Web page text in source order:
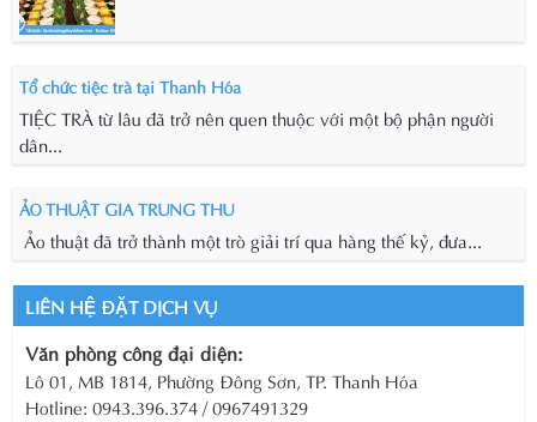
Tổ chức tiệc trà tại Thanh Hóa
TIỆC TRÀ từ lâu đã trở nên quen thuộc với một bộ phận người
dân...
ẢO THUẬT GIA TRUNG THU
Ảo thuật đã trở thành một trò giải trí qua hàng thế kỷ, đưa...
LIÊN HỆ ĐẶT DỊCH VỤ
Văn phòng công đại diện:
Lô 01, MB 1814, Phường Đông Sơn, TP. Thanh Hóa
Hotline: 0943.396.374 / 0967491329